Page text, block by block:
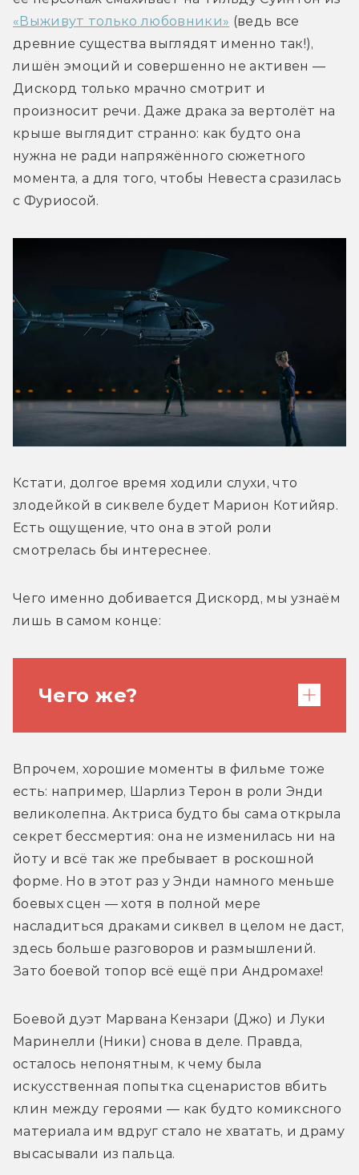
«Выживут только любовники» (ведь все
древние существа выглядят именно так!),
лишён эмоций и совершенно не активен —
Дискорд только мрачно смотрит и
произносит речи. Даже драка за вертолёт на
крыше выглядит странно: как будто она
нужна не ради напряжённого сюжетного
момента, а для того, чтобы Невеста сразилась
с Фуриосой.
Кстати, долгое время ходили слухи, что
злодейкой в сиквеле будет Марион Котийяр.
Есть ощущение, что она в этой роли
смотрелась бы интереснее.
Чего именно добивается Дискорд, мы узнаём
лишь в самом конце:
Чего же?
Она больше не бессмертна и хочет
забрать себе всё бессмертие мира — тоже
довольно спорное решение сценариста.
Впрочем, хорошие моменты в фильме тоже
есть: например, Шарлиз Терон в роли Энди
великолепна. Актриса будто бы сама открыла
секрет бессмертия: она не изменилась ни на
йоту и всё так же пребывает в роскошной
форме. Но в этот раз у Энди намного меньше
боевых сцен — хотя в полной мере
насладиться драками сиквел в целом не даст,
здесь больше разговоров и размышлений.
Зато боевой топор всё ещё при Андромахе!
Боевой дуэт Марвана Кензари (Джо) и Луки
Маринелли (Ники) снова в деле. Правда,
осталось непонятным, к чему была
искусственная попытка сценаристов вбить
клин между героями — как будто комиксного
материала им вдруг стало не хватать, и драму
высасывали из пальца.